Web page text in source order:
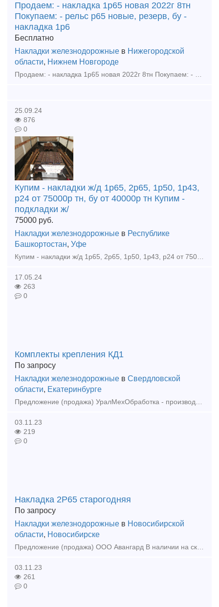
Продаем: - накладка 1р65 новая 2022г 8тн
Покупаем: - рельс р65 новые, резерв, бу -
накладка 1р6
Бесплатно
Накладки железнодорожные в Нижегородской
области, Нижнем Новгороде
Продаем: - накладка 1р65 новая 2022г 8тн Покупаем: - рельс р65 новые, резерв, бу - накладка 1р65, 2р65, 1р50 новая, резерв, бу - подкладка кб65, кд65, д65, дн6-65, сд65, ск65, кб50, кд50
25.09.24
876
0
Купим - накладки ж/д 1р65, 2р65, 1р50, 1р43,
р24 от 75000р тн, бу от 40000р тн Купим -
подкладки ж/
75000 руб.
Накладки железнодорожные в Республике
Башкортостан, Уфе
Купим - накладки ж/д 1р65, 2р65, 1р50, 1р43, р24 от 75000р тн, бу от 40000р тн Купим - подкладки ж/д кб65, кд65, кб50, кд50, дн6-65, д65 от 80000р тн, бу от 35000р тн Купим - рельсы р65, р50, р4
17.05.24
263
0
Комплекты крепления КД1
По запросу
Накладки железнодорожные в Свердловской
области, Екатеринбурге
Предложение (продажа) УралМехОбработка - производитель соединительных и крепежных изделий применяемых при строительстве в районах с сейсмичностью 7-9 баллов.
03.11.23
219
0
Накладка 2Р65 старогодняя
По запросу
Накладки железнодорожные в Новосибирской
области, Новосибирске
Предложение (продажа) ООО Авангард В наличии на складе в г. Новосибирске. Также в наличии: рельсы, шпалы, подкладка, накладка, прокладка, крепеж, стрелочные
03.11.23
261
0